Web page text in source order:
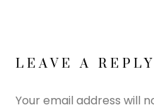
LEAVE A REPLY
Your email address will